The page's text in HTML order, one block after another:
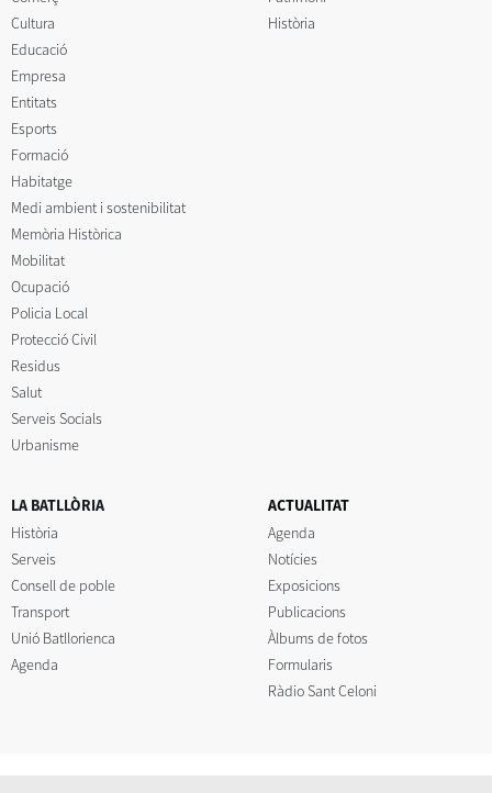
Cultura
Educació
Empresa
Entitats
Esports
Formació
Habitatge
Medi ambient i sostenibilitat
Memòria Històrica
Mobilitat
Ocupació
Policia Local
Protecció Civil
Residus
Salut
Serveis Socials
Urbanisme
Història
LA BATLLÒRIA
Història
Serveis
Consell de poble
Transport
Unió Batllorienca
Agenda
ACTUALITAT
Agenda
Notícies
Exposicions
Publicacions
Àlbums de fotos
Formularis
Ràdio Sant Celoni